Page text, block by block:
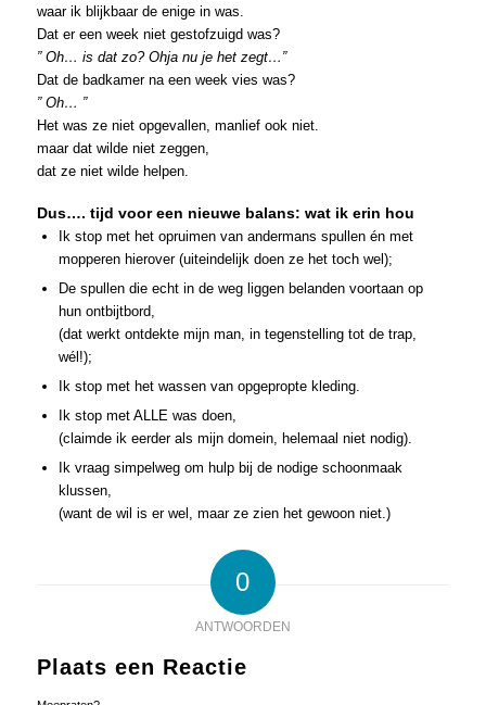
waar ik blijkbaar de enige in was.
Dat er een week niet gestofzuigd was?
” Oh… is dat zo? Ohja nu je het zegt…”
Dat de badkamer na een week vies was?
” Oh… ”
Het was ze niet opgevallen, manlief ook niet.
maar dat wilde niet zeggen,
dat ze niet wilde helpen.
Dus…. tijd voor een nieuwe balans: wat ik erin hou
Ik stop met het opruimen van andermans spullen én met
mopperen hierover (uiteindelijk doen ze het toch wel);
De spullen die echt in de weg liggen belanden voortaan op
hun ontbijtbord,
(dat werkt ontdekte mijn man, in tegenstelling tot de trap,
wél!);
Ik stop met het wassen van opgepropte kleding.
Ik stop met ALLE was doen,
(claimde ik eerder als mijn domein, helemaal niet nodig).
Ik vraag simpelweg om hulp bij de nodige schoonmaak
klussen,
(want de wil is er wel, maar ze zien het gewoon niet.)
0
ANTWOORDEN
Plaats een Reactie